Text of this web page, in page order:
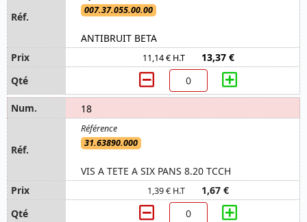
007.37.055.00.00
ANTIBRUIT BETA
11,14 € H.T 13,37 €
18
31.63890.000
VIS A TETE A SIX PANS 8.20 TCCH
1,39 € H.T 1,67 €